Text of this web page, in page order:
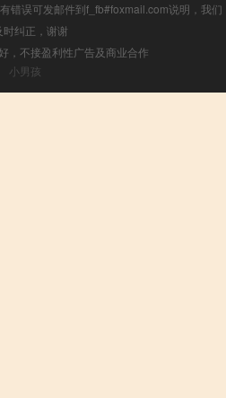
错误可发邮件到f_fb#foxmail.com说明，我们
时纠正，谢谢
，不接盈利性广告及商业合作
小男孩